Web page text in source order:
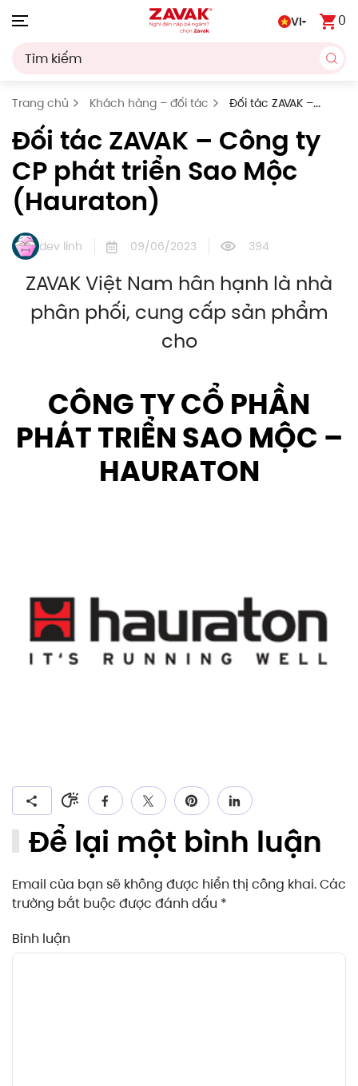
VI 0
Trang chủ Khách hàng – đối tác
Đối tác ZAVAK –
Công ty CP phát triển Sao Mộc (Hauraton)
Đối tác ZAVAK – Công ty
CP phát triển Sao Mộc
(Hauraton)
dev linh 09/06/2023 394
ZAVAK Việt Nam hân hạnh là nhà
phân phối, cung cấp sản phẩm
cho
CÔNG TY CỔ PHẦN
PHÁT TRIỂN SAO MỘC –
HAURATON
Để lại một bình luận
Email của bạn sẽ không được hiển thị công khai. Các
trường bắt buộc được đánh dấu *
Bình luận